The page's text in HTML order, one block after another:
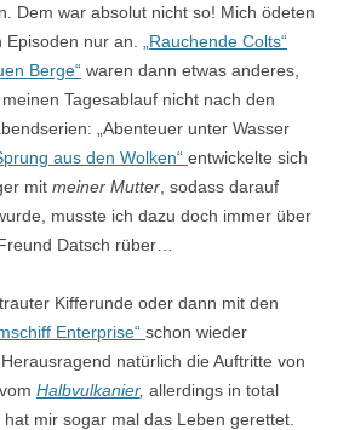
Dem war absolut nicht so! Mich ödeten
nur an.
Rauchende Colts“
Berge“ waren dann etwas anderes,
Tagesablauf nicht nach den
„ Abenteuer unter Wasser
aus den Wolken“ entwickelte sich
mit meiner Mutter , sodass darauf
musste ich dazu doch immer über
Datsch rüber…
Kifferunde oder dann mit den
Enterprise“ schon wieder
natürlich die Auftritte von
Halbvulkanier, allerdings in total
mir sogar mal das Leben gerettet.